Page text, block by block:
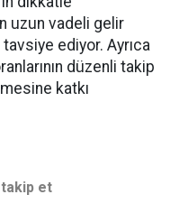
uzun vadeli gelir
tavsiye ediyor. Ayrıca
düzenli takip
katkı
et